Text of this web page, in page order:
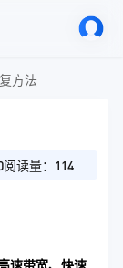
方法
阅读量：114